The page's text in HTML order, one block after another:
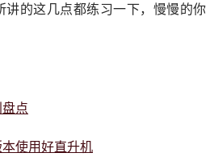
讲的这几点都练习一下，慢慢的你
点
使用好直升机